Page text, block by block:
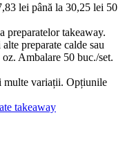
lei până la 30,25 lei 50
preparatelor takeaway.
preparate calde sau
Ambalare 50 buc./set.
multe variații. Opțiunile